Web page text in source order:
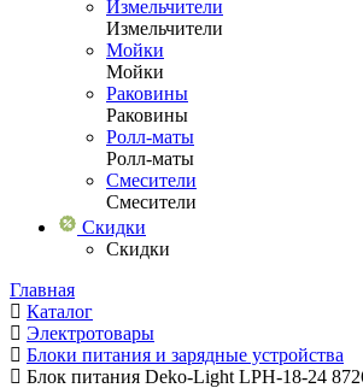
Измельчители
Измельчители
Мойки
Мойки
Раковины
Раковины
Ролл-маты
Ролл-маты
Смесители
Смесители
Скидки
Скидки
Главная
Каталог
Электротовары
Блоки питания и зарядные устройства
Блок питания Deko-Light LPH-18-24